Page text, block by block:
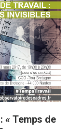
« Temps de